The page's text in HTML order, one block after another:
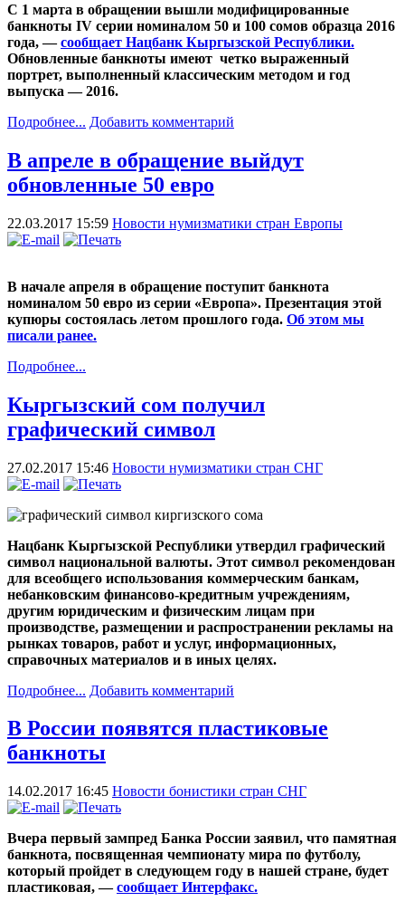
С 1 марта в обращении вышли модифицированные
банкноты IV серии номиналом 50 и 100 сомов образца 2016
года, —сообщает Нацбанк Кыргызской Республики.
Обновленные банкноты имеют четко выраженный
портрет, выполненный классическим методом и год
выпуска — 2016.
Подробнее... Добавить комментарий
В апреле в обращение выйдут
обновленные 50 евро
22.03.2017 15:59 Новости нумизматики стран Европы
В начале апреля в обращение поступит банкнота
номиналом 50 евро из серии «Европа». Презентация этой
купюры состоялась летом прошлого года. Об этом мы
писали ранее.
Подробнее...
Кыргызский сом получил
графический символ
27.02.2017 15:46 Новости нумизматики стран СНГ
Нацбанк Кыргызской Республики утвердил графический
символ национальной валюты. Этот символ рекомендован
для всеобщего использования коммерческим банкам,
небанковским финансово-кредитным учреждениям,
другим юридическим и физическим лицам при
производстве, размещении и распространении рекламы на
рынках товаров, работ и услуг, информационных,
справочных материалов и в иных целях.
Подробнее... Добавить комментарий
В России появятся пластиковые
банкноты
14.02.2017 16:45 Новости бонистики стран СНГ
Вчера первый зампред Банка России заявил, что памятная
банкнота, посвященная чемпионату мира по футболу,
который пройдет в следующем году в нашей стране, будет
пластиковая, —сообщает Интерфакс.